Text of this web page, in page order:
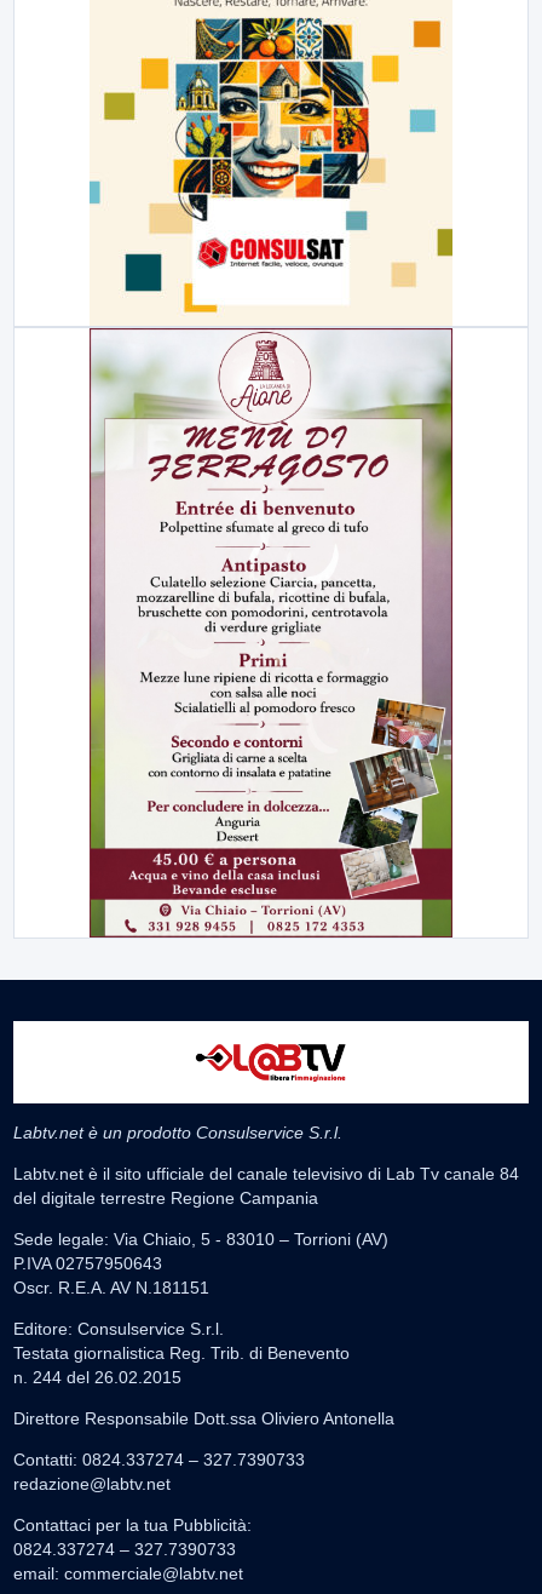
Labtv.net è un prodotto Consulservice S.r.l.
Labtv.net è il sito ufficiale del canale televisivo di Lab Tv canale 84
del digitale terrestre Regione Campania
Sede legale: Via Chiaio, 5 - 83010 – Torrioni (AV)
P.IVA 02757950643
Oscr. R.E.A. AV N.181151
Editore: Consulservice S.r.l.
Testata giornalistica Reg. Trib. di Benevento
n. 244 del 26.02.2015
Direttore Responsabile Dott.ssa Oliviero Antonella
Contatti: 0824.337274 – 327.7390733
redazione@labtv.net
Contattaci per la tua Pubblicità:
0824.337274 – 327.7390733
email: commerciale@labtv.net